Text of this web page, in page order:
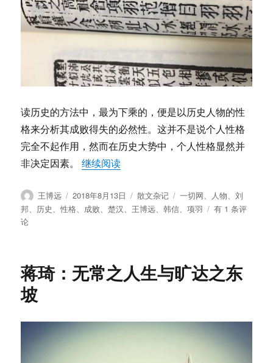
谢
盗
墓
真
历
读历史的方法中，最为下乘的，便是以历史人物的性
格来分析其成败得失的必然性。这并不是说个人性格
完全不起作用，然而在历史大势中，个人性格显然并
非决定因素。继续阅读“王博远：历史人物的性格来分析
作
者
王博远
发
布
2018年8月13日
分
类
散文杂记
标
签
一切网、 人物、刘
邦、 历史、性格、 成败、楚汉、 王博远、韩信、项羽
王
人
物
格
有 1 条评
论
蒋琦：无常之人生与旷达之东
坡